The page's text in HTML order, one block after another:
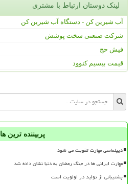
لینک دوستان ارتباط با مشتری
آب شیرین کن - دستگاه آب شیرین کن
شرکت صنعتی سخت پوشش
فیش حج
قیمت بیسیم کنوود
پربیننده ترین ها
دیپلماسی مهارت تقویت می شود
مهارت ایرانی ها در جنگ رمضان به دنیا نشان داده شد
پشتیبانی از تولید در اولویت است